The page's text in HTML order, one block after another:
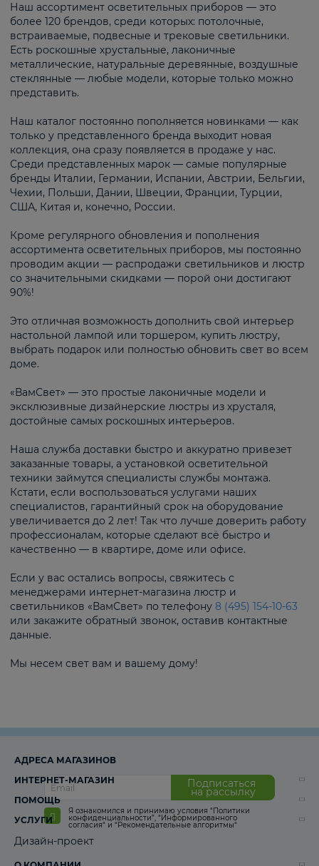
Наш ассортимент осветительных приборов — это
более 120 брендов, среди которых: потолочные,
встраиваемые, подвесные и трековые светильники.
Есть роскошные хрустальные, лаконичные
металлические, натуральные деревянные, воздушные
стеклянные — любые модели, которые только можно
представить.
Наш каталог постоянно пополняется новинками — как
только у представленного бренда выходит новая
коллекция, она сразу появляется в продаже у нас.
Среди представленных марок — самые популярные
бренды Италии, Германии, Испании, Австрии, Бельгии,
Чехии, Польши, Дании, Швеции, Франции, Турции,
США, Китая и, конечно, России.
Кроме регулярного обновления и пополнения
ассортимента осветительных приборов, мы постоянно
проводим акции — распродажи светильников и люстр
со значительными скидками — порой они достигают
90%!
Это отличная возможность дополнить свой интерьер
настольной лампой или торшером, купить люстру,
выбрать подарок или полностью обновить свет во всем
доме.
«ВамСвет» — это простые лаконичные модели и
эксклюзивные дизайнерские люстры из хрусталя,
достойные самых роскошных интерьеров.
Наша служба доставки быстро и аккуратно привезет
заказанные товары, а установкой осветительной
техники займутся специалисты службы монтажа.
Кстати, если воспользоваться услугами наших
специалистов, гарантийный срок на оборудование
увеличивается до 2 лет! Так что лучше доверить работу
профессионалам, которые сделают всё быстро и
качественно — в квартире, доме или офисе.
Если у вас остались вопросы, свяжитесь с
менеджерами интернет-магазина люстр и
светильников «ВамСвет» по телефону 8 (495) 154-10-63
или закажите обратный звонок, оставив контактные
данные.
Мы несем свет вам и вашему дому!
Подписаться
на рассылку
Я ознакомился и принимаю условия “Политики
конфиденциальности”, “Информированного
согласия“ и “Рекомендательные алгоритмы“
АДРЕСА МАГАЗИНОВ
ИНТЕРНЕТ-МАГАЗИН
ПОМОЩЬ
УСЛУГИ
Дизайн-проект